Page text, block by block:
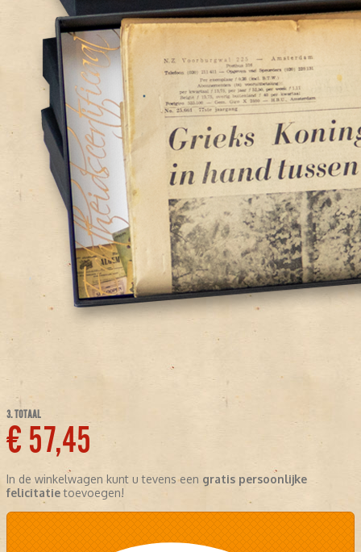
3. TOTAAL
€ 57,45
In de winkelwagen kunt u tevens een gratis persoonlijke
felicitatietoevoegen!